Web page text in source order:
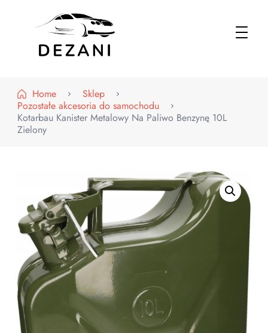
Home
Sklep
Pozostałe akcesoria do samochodu
Kotarbau Kanister Metalowy Na Paliwo Benzynę 10L
Zielony